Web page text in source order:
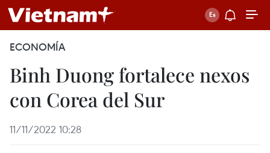
ECONOMÍA
Binh Duong fortalece nexos
con Corea del Sur
11/11/2022 10:28